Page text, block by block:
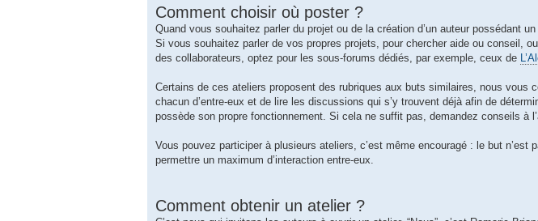
Comment choisir où poster ?
Quand vous souhaitez parler du projet ou de la création d’un auteur possédant
Si vous souhaitez parler de vos propres projets, pour chercher aide ou conseil,
des collaborateurs, optez pour les sous-forums dédiés, par exemple, ceux de
Certains de ces ateliers proposent des rubriques aux buts similaires, nous vous
chacun d’entre-eux et de lire les discussions qui s’y trouvent déjà afin de
possède son propre fonctionnement. Si cela ne suffit pas, demandez conseils à
Vous pouvez participer à plusieurs ateliers, c’est même encouragé : le but n’est
permettre un maximum d’interaction entre-eux.
Comment obtenir un atelier ?